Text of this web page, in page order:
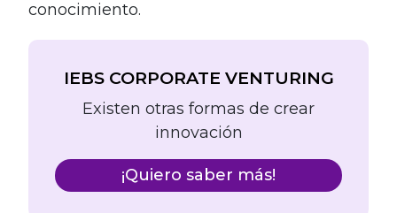
conocimiento.
IEBS CORPORATE VENTURING
Existen otras formas de crear
innovación
¡Quiero saber más!